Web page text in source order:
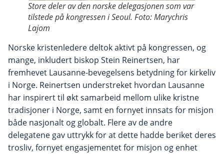
Store deler av den norske delegasjonen som var
tilstede på kongressen i Seoul. Foto: Marychris
Lajom
Norske kristenledere deltok aktivt på kongressen, og
mange, inkludert biskop Stein Reinertsen, har
fremhevet Lausanne-bevegelsens betydning for kirkeliv
i Norge. Reinertsen understreket hvordan Lausanne
har inspirert til økt samarbeid mellom ulike kristne
tradisjoner i Norge, samt en fornyet innsats for misjon
både nasjonalt og globalt. Flere av de andre
delegatene gav uttrykk for at dette hadde beriket deres
trosliv, fornyet engasjementet for misjon og enhet